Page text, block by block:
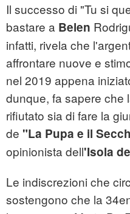
Il successo di "Tu si
bastare a Belen
infatti, rivela che
affrontare nuove e
nel 2019 appena
dunque, fa sapere che
rifiutato sia di fare la
de "La Pupa e il
opinionista dell'Isola
Le indiscrezioni che
sostengono che la